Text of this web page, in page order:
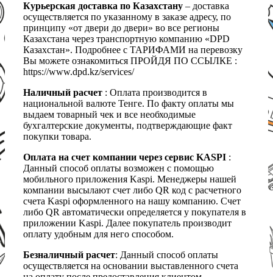
Курьерская доставка по Казахстану – доставка
осуществляется по указанному в заказе адресу, по
принципу «от двери до двери» во все регионы
Казахстана через транспортную компанию «DPD
Казахстан». Подробнее с ТАРИФАМИ на перевозку
Вы можете ознакомиться ПРОЙДЯ ПО ССЫЛКЕ :
https://www.dpd.kz/services/
Наличный расчет : Оплата производится в
национальной валюте Тенге. По факту оплаты мы
выдаем товарный чек и все необходимые
бухгалтерские документы, подтверждающие факт
покупки товара.
Оплата на счет компании через сервис KASPI :
Данный способ оплаты возможен с помощью
мобильного приложения Kaspi. Менеджеры нашей
компании высылают счет либо QR код с расчетного
счета Kaspi оформленного на нашу компанию. Счет
либо QR автоматически определяется у покупателя в
приложении Kaspi. Далее покупатель производит
оплату удобным для него способом.
Безналичный расчет: Данный способ оплаты
осуществляется на основании выставленного счета